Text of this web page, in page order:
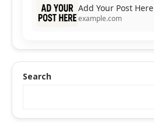
Add Your Post Here
example.com
Search